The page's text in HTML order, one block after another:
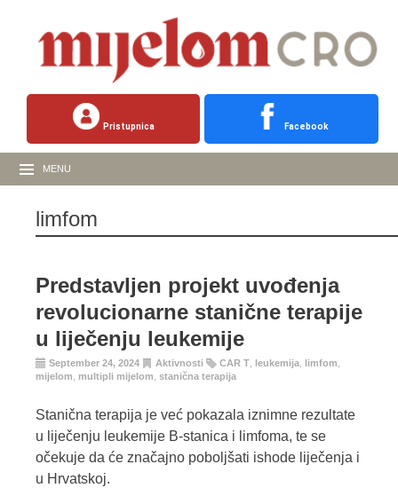
Pristupnica Facebook
MENU
limfom
Predstavljen projekt uvođenja
revolucionarne stanične terapije
u liječenju leukemije
September 24, 2024 Aktivnosti CAR T leukemija limfom
mijelom
multipli mijelom stanična terapija
Stanična terapija je već pokazala iznimne rezultate
u liječenju leukemije B-stanica i limfoma, te se
očekuje da će značajno poboljšati ishode liječenja i
u Hrvatskoj.